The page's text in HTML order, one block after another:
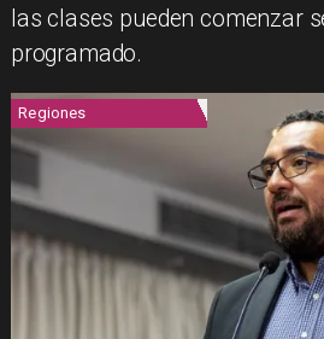
las clases pueden comenzar
programado.
Regiones